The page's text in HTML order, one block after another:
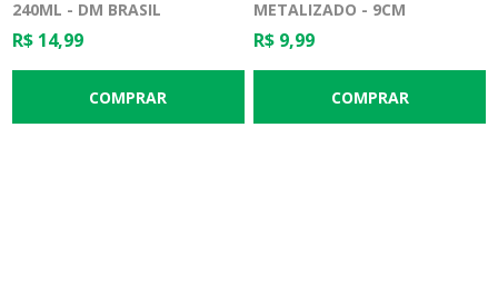
240ML - DM BRASIL
R$ 14,99
METALIZADO - 9CM
R$ 9,99